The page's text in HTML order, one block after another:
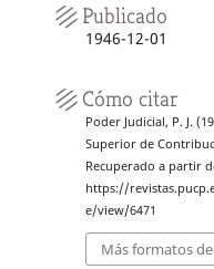
Publicado
1946-12-01
Cómo citar
Poder Judicial, P. J.
Superior de
Recuperado a partir
https://
e/view/6471
Más formatos